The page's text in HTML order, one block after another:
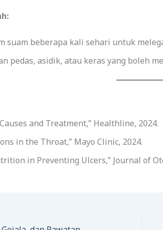
suam beberapa kali sehari untuk
pedas, asidik, atau keras yang boleh
and Treatment,” Healthline, 2024.
in the Throat,” Mayo Clinic, 2024.
in Preventing Ulcers,” Journal of